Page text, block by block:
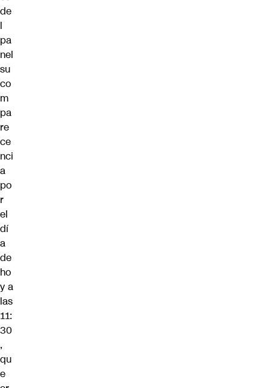
de
l
pa
nel
su
co
m
pa
re
ce
nci
a
po
r
el
dí
a
de
ho
y a
las
11:
30
,
qu
e